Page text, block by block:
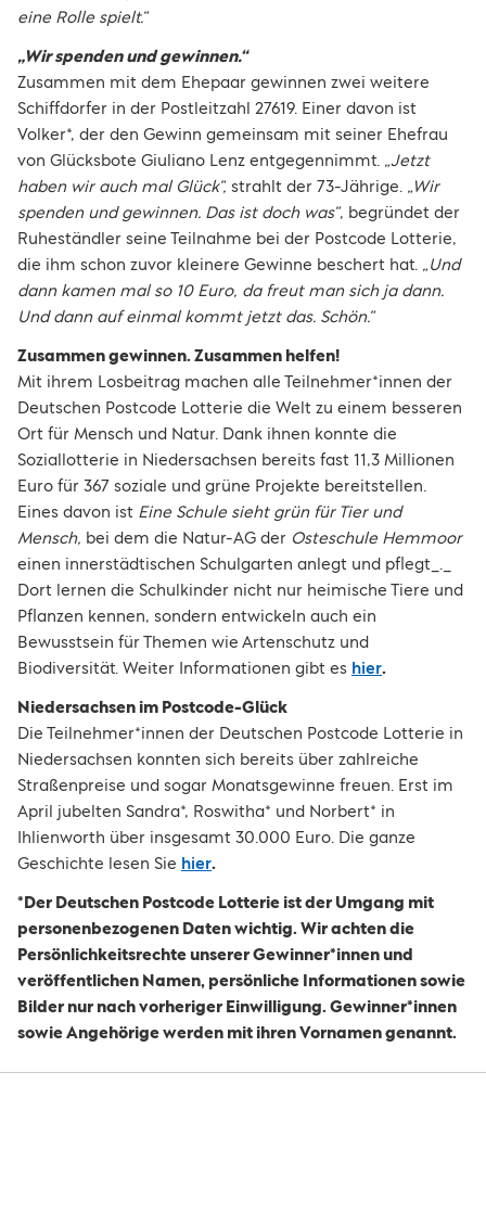
eine Rolle spielt.“
„Wir spenden und gewinnen.“
Zusammen mit dem Ehepaar gewinnen zwei weitere
Schiffdorfer in der Postleitzahl 27619. Einer davon ist
Volker*, der den Gewinn gemeinsam mit seiner Ehefrau
von Glücksbote Giuliano Lenz entgegennimmt. „Jetzt
haben wir auch mal Glück“, strahlt der 73-Jährige. „Wir
spenden und gewinnen. Das ist doch was“, begründet der
Ruheständler seine Teilnahme bei der Postcode Lotterie,
die ihm schon zuvor kleinere Gewinne beschert hat. „Und
dann kamen mal so 10 Euro, da freut man sich ja dann.
Und dann auf einmal kommt jetzt das. Schön.“
Zusammen gewinnen. Zusammen helfen!
Mit ihrem Losbeitrag machen alle Teilnehmer*innen der
Deutschen Postcode Lotterie die Welt zu einem besseren
Ort für Mensch und Natur. Dank ihnen konnte die
Soziallotterie in Niedersachsen bereits fast 11,3 Millionen
Euro für 367 soziale und grüne Projekte bereitstellen.
Eines davon ist Eine Schule sieht grün für Tier und
Mensch, bei dem die Natur-AG der Osteschule Hemmoor
einen innerstädtischen Schulgarten anlegt und pflegt_._
Dort lernen die Schulkinder nicht nur heimische Tiere und
Pflanzen kennen, sondern entwickeln auch ein
Bewusstsein für Themen wie Artenschutz und
Biodiversität. Weiter Informationen gibt es hier.
Niedersachsen im Postcode-Glück
Die Teilnehmer*innen der Deutschen Postcode Lotterie in
Niedersachsen konnten sich bereits über zahlreiche
Straßenpreise und sogar Monatsgewinne freuen. Erst im
April jubelten Sandra*, Roswitha* und Norbert* in
Ihlienworth über insgesamt 30.000 Euro. Die ganze
Geschichte lesen Sie hier.
*Der Deutschen Postcode Lotterie ist der Umgang mit
personenbezogenen Daten wichtig. Wir achten die
Persönlichkeitsrechte unserer Gewinner*innen und
veröffentlichen Namen, persönliche Informationen sowie
Bilder nur nach vorheriger Einwilligung. Gewinner*innen
sowie Angehörige werden mit ihren Vornamen genannt.